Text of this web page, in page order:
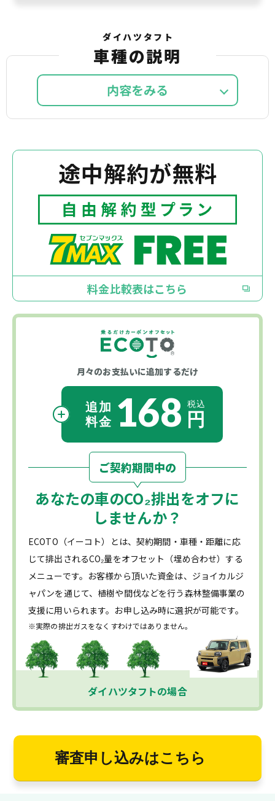
ダイハツタフト
車種の説明
内容を
途中解約が無料
料金比較表はこちら
月々のお支払いに追加するだけ
168
ご契約期間中の
あなたの車のCO₂排出をオフに
しませんか？
ECOTO（イーコト）とは、契約期間・車種・距離に応
じて排出されるCO₂量をオフセット（埋め合わせ）する
メニューです。お客様から頂いた資金は、ジョイカルジ
ャパンを通じて、植樹や間伐などを行う森林整備事業の
支援に用いられます。お申し込み時に選択が可能です。
※実際の排出ガスをなくすわけではありません。
ダイハツタフトの場合
審査申し込みはこちら